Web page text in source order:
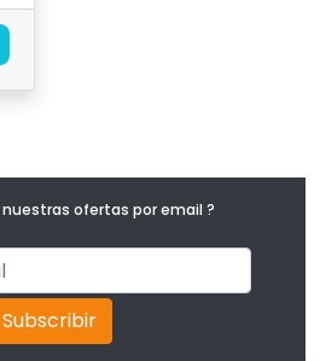
nuestras ofertas por email ?
Subscribir